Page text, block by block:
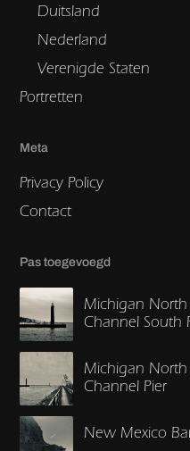
Duitsland
Nederland
Verenigde Staten
Portretten
Meta
Privacy Policy
Contact
Pas toegevoegd
Michigan
Channel South
Michigan
Channel Pier
New Mexico